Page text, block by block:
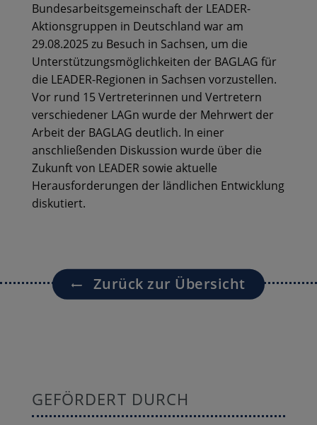
Bundesarbeitsgemeinschaft der LEADER-
Aktionsgruppen in Deutschland war am
29.08.2025 zu Besuch in Sachsen, um die
Unterstützungsmöglichkeiten der BAGLAG für
die LEADER-Regionen in Sachsen vorzustellen.
Vor rund 15 Vertreterinnen und Vertretern
verschiedener LAGn wurde der Mehrwert der
Arbeit der BAGLAG deutlich. In einer
anschließenden Diskussion wurde über die
Zukunft von LEADER sowie aktuelle
Herausforderungen der ländlichen Entwicklung
diskutiert.
Zurück zur Übersicht
GEFÖRDERT DURCH